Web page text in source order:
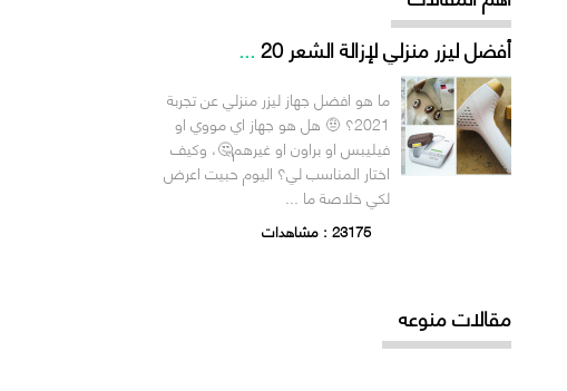
أفضل ليزر منزلي لإزالة الشعر 20
...
ما هو افضل جهاز ليزر منزلي عن تجربة
2021؟ 🤨 هل هو جهاز اي مووي او
فيليبس او براون او غيرهم🤔، وكيف
اختار المناسب لي؟ اليوم حبيت اعرض
لكي خلاصة ما ...
23175 : مشاهدات
مقالات منوعه